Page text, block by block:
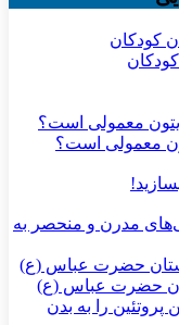
معمولی است؟
مدرن و منحصر به